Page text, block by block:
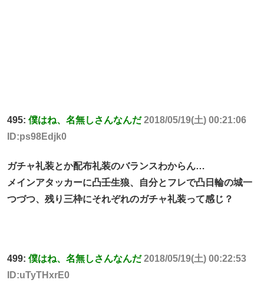
495: 僕はね、名無しさんなんだ 2018/05/19(土) 00:21:06
ID:ps98Edjk0
ガチャ礼装とか配布礼装のバランスわからん…
メインアタッカーに凸壬生狼、自分とフレで凸日輪の城一
つづつ、残り三枠にそれぞれのガチャ礼装って感じ？
499: 僕はね、名無しさんなんだ 2018/05/19(土) 00:22:53
ID:uTyTHxrE0